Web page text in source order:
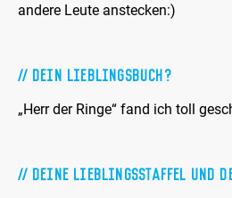
andere Leute anstecken:)
Dein Lieblingsbuch?
„Herr der Ringe“ fand ich toll
Deine Lieblingsstaffel und